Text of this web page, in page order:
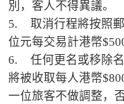
別，客人不得異議。
5.	取消行程將按照郵輪公司罰則及另將收取行政費用每
位元每交易計港幣
6.	任何更名或移除名單都需事先徵得郵輪公司同意，並
將被收取每人港幣
一位旅客不做調整，